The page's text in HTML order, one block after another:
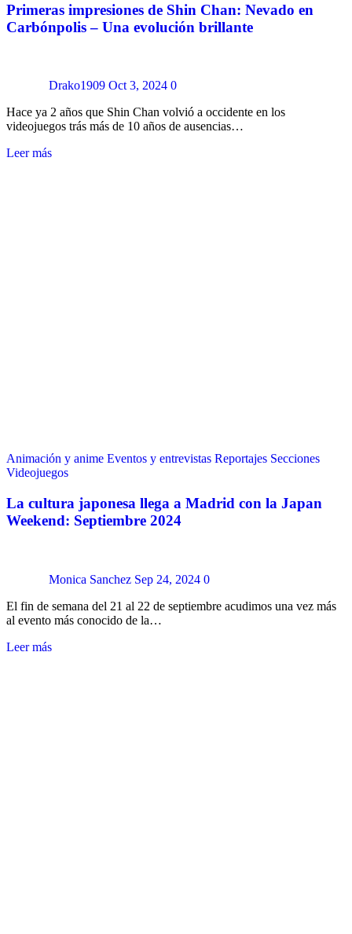
Primeras impresiones de Shin Chan: Nevado en
Carbónpolis – Una evolución brillante
Drako1909 Oct 3, 2024 0
Hace ya 2 años que Shin Chan volvió a occidente en los
videojuegos trás más de 10 años de ausencias…
Leer más
Animación y anime Eventos y entrevistas Reportajes Secciones
Videojuegos
La cultura japonesa llega a Madrid con la Japan
Weekend: Septiembre 2024
Monica Sanchez Sep 24, 2024 0
El fin de semana del 21 al 22 de septiembre acudimos una vez más
al evento más conocido de la…
Leer más